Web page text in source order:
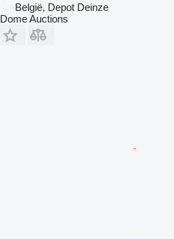
België, Depot Deinze
Dome Auctions